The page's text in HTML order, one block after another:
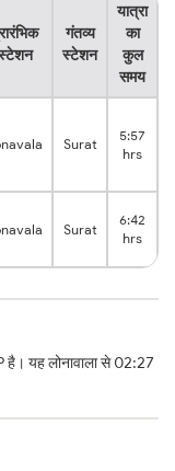
गंतव्य
स्टेशन
यात्रा
का
कुल
समय
Surat
5:57
hrs
Surat
6:42
hrs
है। यह लोनावाला से 02:27